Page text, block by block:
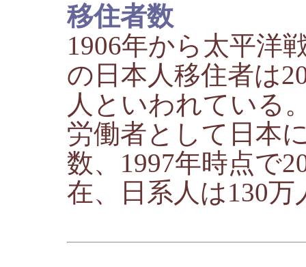
移住者数
1906年から太平洋
の日本人移住者は
人といわれている
労働者として日本
数、1997年時点で
在、日系人は130